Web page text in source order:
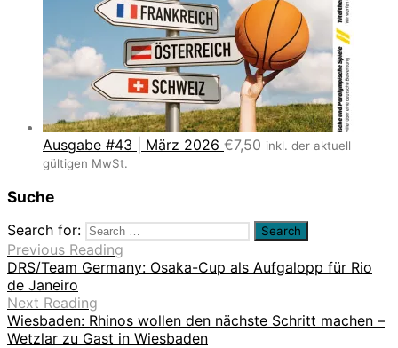
Ausgabe #43 | März 2026 €7,50 inkl. der aktuell
gültigen MwSt.
Suche
Search for:
Previous Reading
DRS/Team Germany: Osaka-Cup als Aufgalopp für Rio
de Janeiro
Next Reading
Wiesbaden: Rhinos wollen den nächste Schritt machen –
Wetzlar zu Gast in Wiesbaden